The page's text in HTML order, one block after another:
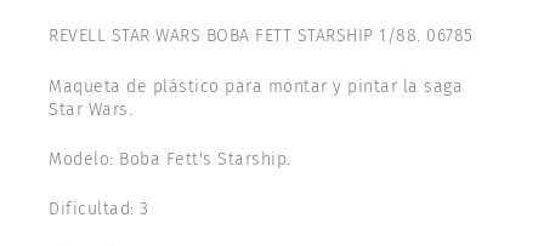
REVELL STAR WARS BOBA FETT STARSHIP 1/88. 06785
Maqueta de plástico para montar y pintar la saga
Star Wars.
Modelo: Boba Fett's Starship.
Dificultad: 3